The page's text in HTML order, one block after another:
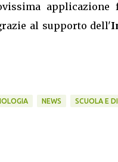
applicazione
al supporto dell'
NEWS SCUOLA E